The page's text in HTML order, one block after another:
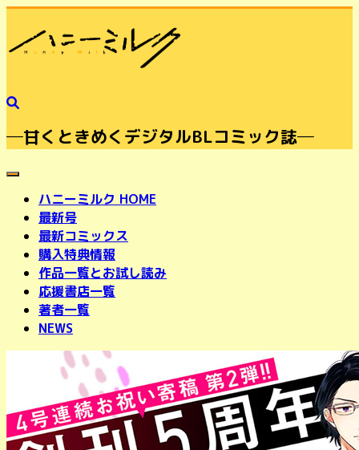
─甘くときめくデジタルBLコミック誌─
toggle navigation
ハニーミルク HOME
最新号
最新コミックス
購入特典情報
作品一覧とお試し読み
応援書店一覧
著者一覧
NEWS